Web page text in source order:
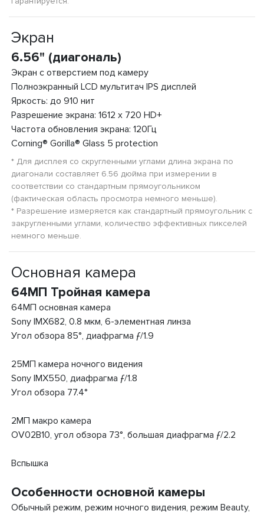
Экран
6.56" (диагональ)
Экран с отверстием под камеру
Полноэкранный LCD мультитач IPS дисплей
Яркость: до 910 нит
Разрешение экрана: 1612 x 720 HD+
Частота обновления экрана: 120Гц
Corning® Gorilla® Glass 5 protection
* Для дисплея со скругленными углами длина экрана по
диагонали составляет 6.56 дюйма при измерении в
соответствии со стандартным прямоугольником
(фактическая область просмотра немного меньше).
* Разрешение измеряется как стандартный прямоугольник с
закругленными углами, количество эффективных пикселей
немного меньше.
Основная камера
64МП Тройная камера
64МП основная камера
Sony IMX682, 0.8 мкм, 6-элементная линза
Угол обзора 85°, диафрагма ƒ/1.9
25МП камера ночного видения
Sony IMX550, диафрагма ƒ/1.8
Угол обзора 77.4°
2МП макро камера
OV02B10, угол обзора 73°, большая диафрагма ƒ/2.2
Вспышка
Особенности основной камеры
Обычный режим, режим ночного видения, режим Beauty,